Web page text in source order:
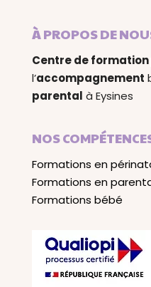
À PROPOS DE
Centre de
l’accompagnement
parental à Eysines
NOS
Formations en
Formations en
Formations bébé